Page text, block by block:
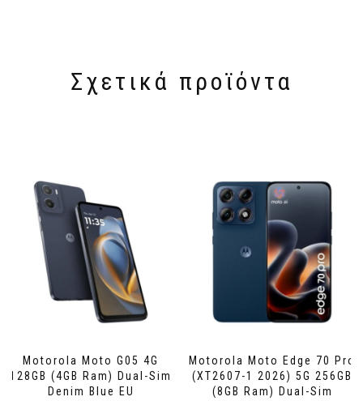
Σχετικά προϊόντα
Motorola Moto G05 4G
128GB (4GB Ram) Dual-Sim
Denim Blue EU
Motorola Moto Edge 70 Pro
(XT2607-1 2026) 5G 256GB
(8GB Ram) Dual-Sim